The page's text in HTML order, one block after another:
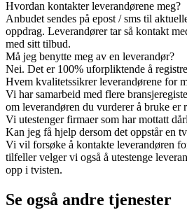
Hvordan kontakter leverandørene meg?
Anbudet sendes på epost / sms til
oppdrag. Leverandører tar så kontakt
med sitt tilbud.
Må jeg benytte meg av en leverandør?
Nei. Det er 100% uforpliktende å
Hvem kvalitetssikrer leverandørene for
Vi har samarbeid med flere
om leverandøren du vurderer å bruke er
Vi utestenger firmaer som har mottatt
Kan jeg få hjelp dersom det oppstår en
Vi vil forsøke å kontakte leverandøren
tilfeller velger vi også å utestenge
opp i tvisten.
Se også andre tjenester